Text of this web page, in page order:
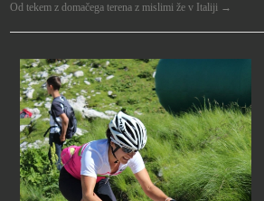
Od tekem z domačega terena z mislimi že v Italiji →